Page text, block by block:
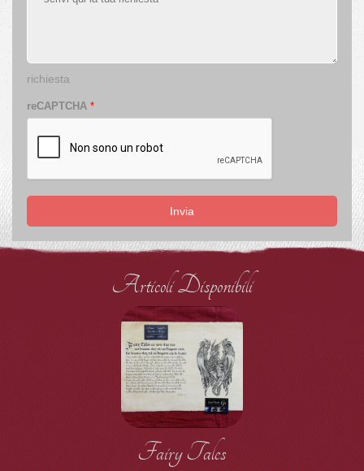
richiesta
reCAPTCHA *
Invia
Articoli Disponibili
Fairy Tales